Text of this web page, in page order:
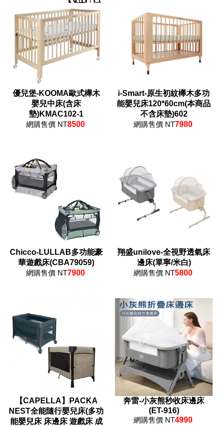
優兒堡-KOOMA歐式櫸木
嬰兒中床(含床
墊)KMAC102-1
網購售價 NT8500
i-Smart-原生初紋櫸木多功
能嬰兒床120*60cm(本商品
不含床墊)602
網購售價 NT7980
Chicco-LULLAB多功能豪
華遊戲床(CBA79059)
網購售價 NT7900
翔盛unilove-全視野透氣床
邊床(單寧/米白)
網購售價 NT5800
【CAPELLA】PACKA
NEST全能隨行嬰兒床(多功
能嬰兒床 床邊床 遊戲床 成
奔雷-小灰熊秒收床邊床
(ET-916)
網購售價 NT4990